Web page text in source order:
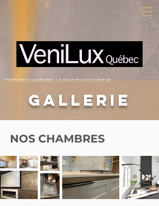
TEXTURES LUXUEUSES, LA TRADITION DU FUTUR.
GALLERIE
NOS CHAMBRES